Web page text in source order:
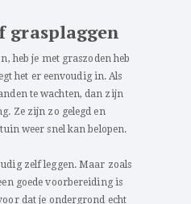
grasplaggen
heb je met graszoden heb
het er eenvoudig in. Als
te wachten, dan zijn
Ze zijn zo gelegd en
weer snel kan belopen.
zelf leggen. Maar zoals
goede voorbereiding is
dat je ondergrond echt